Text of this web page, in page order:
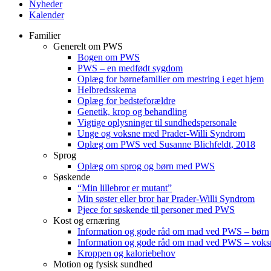
Nyheder
Kalender
Familier
Generelt om PWS
Bogen om PWS
PWS – en medfødt sygdom
Oplæg for børnefamilier om mestring i eget hjem
Helbredsskema
Oplæg for bedsteforældre
Genetik, krop og behandling
Vigtige oplysninger til sundhedspersonale
Unge og voksne med Prader-Willi Syndrom
Oplæg om PWS ved Susanne Blichfeldt, 2018
Sprog
Oplæg om sprog og børn med PWS
Søskende
“Min lillebror er mutant”
Min søster eller bror har Prader-Willi Syndrom
Pjece for søskende til personer med PWS
Kost og ernæring
Information og gode råd om mad ved PWS – børn
Information og gode råd om mad ved PWS –
Kroppen og kaloriebehov
Motion og fysisk sundhed